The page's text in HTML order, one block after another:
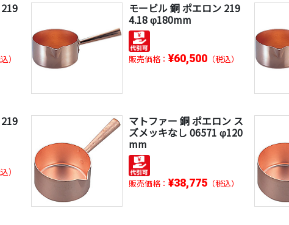
）
モービル 銅 ポエロン 219
4.18 φ180mm
販売価格：¥60,500 （税込）
）
マトファー 銅 ポエロン ス
ズメッキなし 06571 φ120
mm
販売価格：¥38,775 （税込）